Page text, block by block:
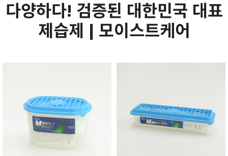
다양하다! 검증된 대한민국 대표
제습제 | 모이스트케어